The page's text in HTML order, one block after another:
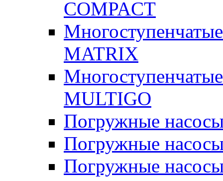
COMPACT
MATRIX
MULTIGO
Погружные
Погружные
Погружные